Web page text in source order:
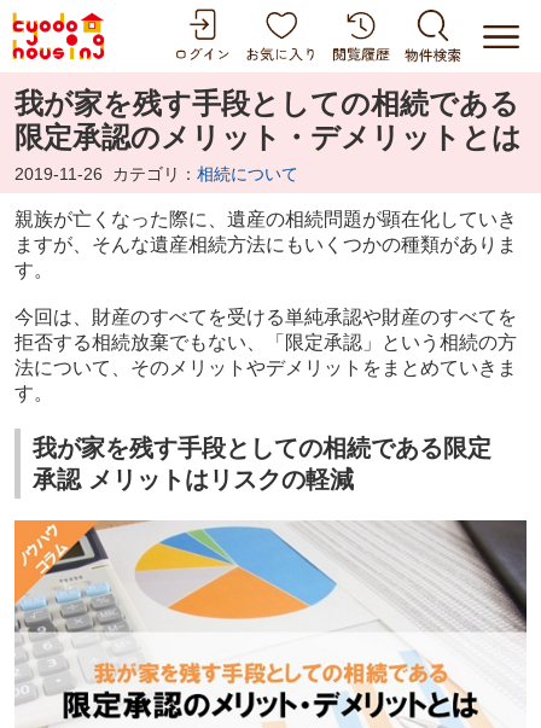
我が家を残す手段としての相続である
限定承認のメリット・デメリットとは
2019-11-26 カテゴリ： 相続について
親族が亡くなった際に、遺産の相続問題が顕在化していき
ますが、そんな遺産相続方法にもいくつかの種類がありま
す。
今回は、財産のすべてを受ける単純承認や財産のすべてを
拒否する相続放棄でもない、「限定承認」という相続の方
法について、そのメリットやデメリットをまとめていきま
す。
我が家を残す手段としての相続である限定
承認 メリットはリスクの軽減